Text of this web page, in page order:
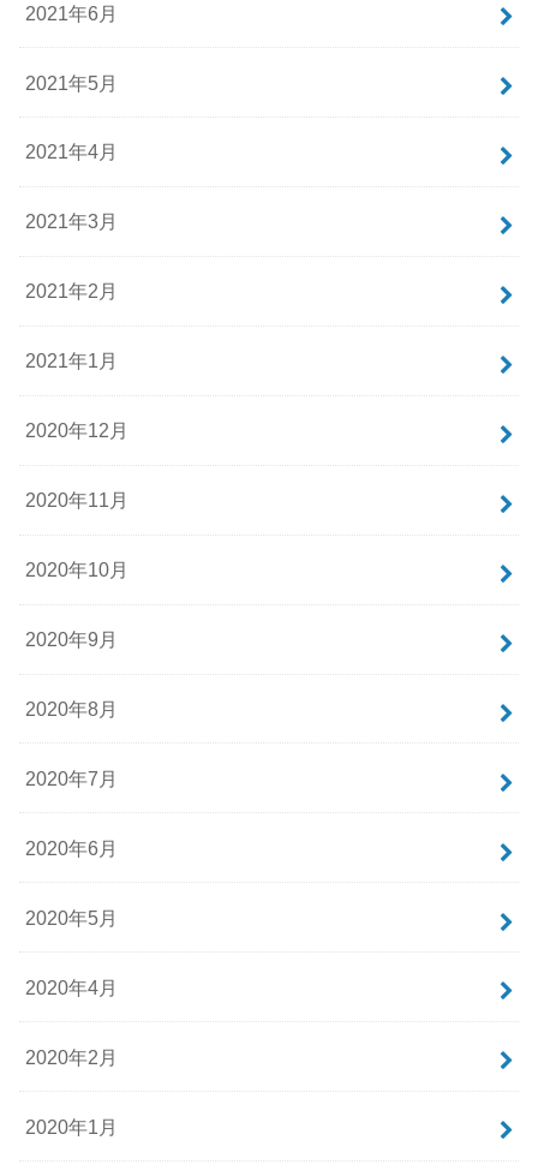
2021年6月
2021年5月
2021年4月
2021年3月
2021年2月
2021年1月
2020年12月
2020年11月
2020年10月
2020年9月
2020年8月
2020年7月
2020年6月
2020年5月
2020年4月
2020年2月
2020年1月